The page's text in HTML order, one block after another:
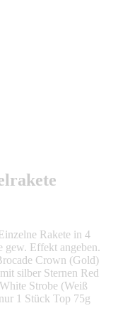
Rakete in 4
gew. Effekt angeben.
Crown (Gold)
silber Sternen Red
Strobe (Weiß
1 Stück Top 75g